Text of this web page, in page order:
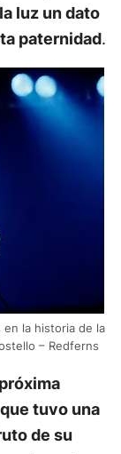
luz un dato
paternidad.
la historia de la
– Redferns
tuvo una
de su